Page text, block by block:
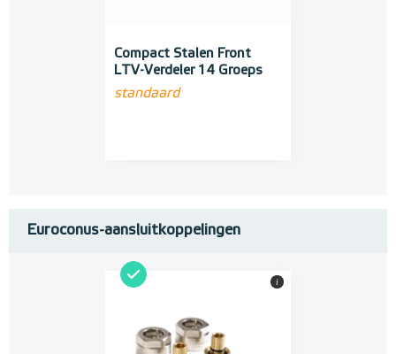
Compact Stalen Front
LTV-Verdeler 14 Groeps
standaard
Euroconus-aansluitkoppelingen
i